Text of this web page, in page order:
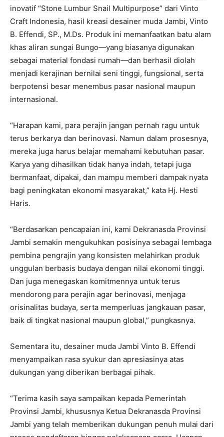
inovatif “Stone Lumbur Snail Multipurpose” dari Vinto
Craft Indonesia, hasil kreasi desainer muda Jambi, Vinto
B. Effendi, SP., M.Ds. Produk ini memanfaatkan batu alam
khas aliran sungai Bungo—yang biasanya digunakan
sebagai material fondasi rumah—dan berhasil diolah
menjadi kerajinan bernilai seni tinggi, fungsional, serta
berpotensi besar menembus pasar nasional maupun
internasional.
“Harapan kami, para perajin jangan pernah ragu untuk
terus berkarya dan berinovasi. Namun dalam prosesnya,
mereka juga harus belajar memahami kebutuhan pasar.
Karya yang dihasilkan tidak hanya indah, tetapi juga
bermanfaat, dipakai, dan mampu memberi dampak nyata
bagi peningkatan ekonomi masyarakat,” kata Hj. Hesti
Haris.
“Berdasarkan pencapaian ini, kami Dekranasda Provinsi
Jambi semakin mengukuhkan posisinya sebagai lembaga
pembina pengrajin yang konsisten melahirkan produk
unggulan berbasis budaya dengan nilai ekonomi tinggi.
Dan juga menegaskan komitmennya untuk terus
mendorong para perajin agar berinovasi, menjaga
orisinalitas budaya, serta memperluas jangkauan pasar,
baik di tingkat nasional maupun global,” pungkasnya.
Sementara itu, desainer muda Jambi Vinto B. Effendi
menyampaikan rasa syukur dan apresiasinya atas
dukungan yang diberikan berbagai pihak.
“Terima kasih saya sampaikan kepada Pemerintah
Provinsi Jambi, khususnya Ketua Dekranasda Provinsi
Jambi yang telah memberikan dukungan penuh mulai dari